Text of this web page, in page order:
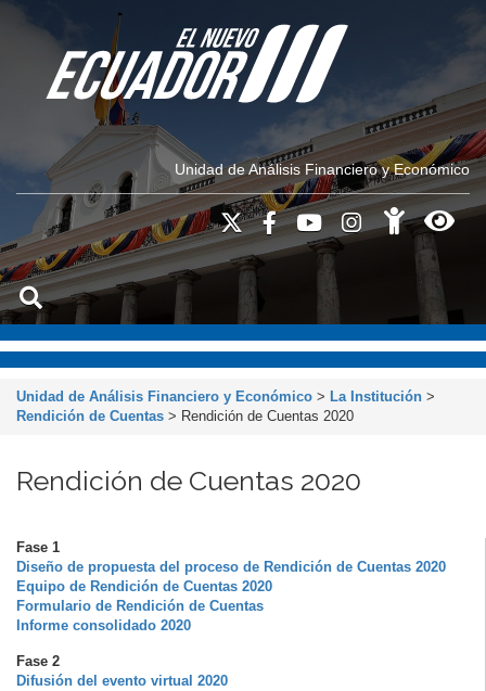
Unidad de Análisis Financiero y Económico
Unidad de Análisis Financiero y Económico > La Institución >
Rendición de Cuentas > Rendición de Cuentas 2020
Rendición de Cuentas 2020
Fase 1
Diseño de propuesta del proceso de Rendición de Cuentas 2020
Equipo de Rendición de Cuentas 2020
Formulario de Rendición de Cuentas
Informe consolidado 2020
Fase 2
Difusión del evento virtual 2020